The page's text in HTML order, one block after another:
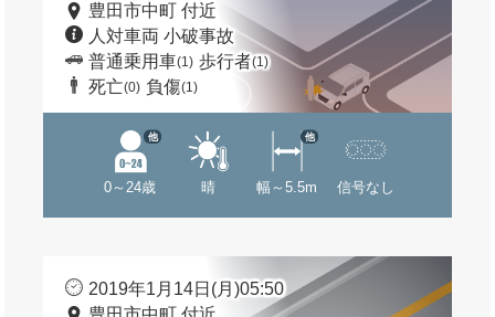
豊田市中町 付近
人対車両 小破事故
普通乗用車(1) 歩行者(1)
死亡(0) 負傷(1)
0～24歳
他
晴 幅～5.5m
他
信号なし
2019年1月14日(月)05:50